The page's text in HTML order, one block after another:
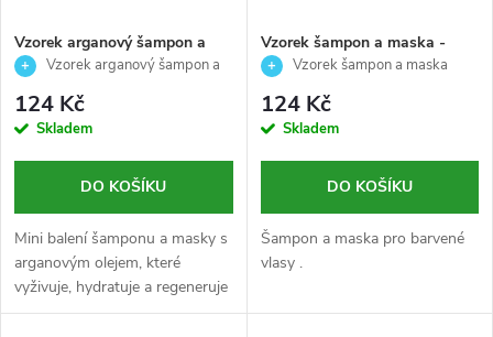
p
r
o
d
u
s
p
r
d
u
Vzorek arganový šampon a
maska - Echosline - 15/15ml
Vzorek arganový šampon a
124 Kč
Skladem
DO KOŠÍKU
Mini balení šamponu a masky s
arganovým olejem, které
vyživuje, hydratuje a regeneruje
vlasy. Ideální pro vyzkoušení
Vzorek šampon a maska -
Colour care - Echosline -
Vzorek šampon a maska
124 Kč
Skladem
DO KOŠÍKU
Šampon a maska pro barvené
vlasy .